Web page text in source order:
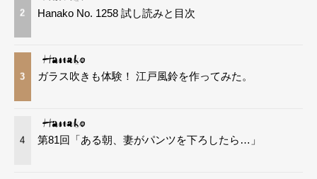
2 Hanako No. 1258 試し読みと目次
3 ガラス吹きも体験！ 江戸風鈴を作ってみた。
4 第81回「ある朝、妻がパンツを下ろしたら…」